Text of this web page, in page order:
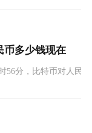
币多少钱现在
56分，比特币对人民